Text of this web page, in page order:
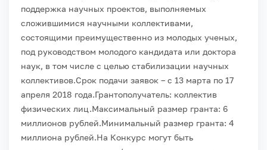
поддержка научных проектов, выполняемых
сложившимися научными коллективами,
состоящими преимущественно из молодых ученых,
под руководством молодого кандидата или доктора
наук, в том числе с целью стабилизации научных
коллективов.Срок подачи заявок – с 13 марта по 17
апреля 2018 года.Грантополучатель: коллектив
физических лиц.Максимальный размер гранта: 6
миллионов рублей.Минимальный размер гранта: 4
миллиона рублей.На Конкурс могут быть